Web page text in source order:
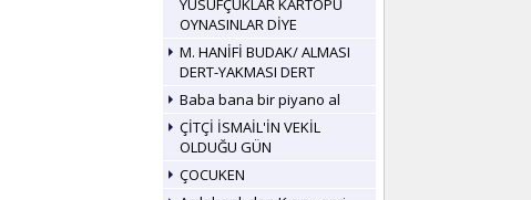
YUSUFÇUKLAR KARTOPU
OYNASINLAR DİYE
M. HANİFİ BUDAK/ ALMASI
DERT-YAKMASI DERT
Baba bana bir piyano al
ÇİTÇİ İSMAİL'İN VEKİL
OLDUĞU GÜN
ÇOCUKEN